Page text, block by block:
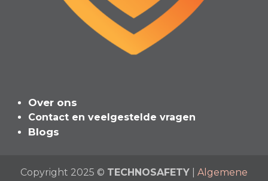
Over ons
Contact en veelgeste​l​de vragen
Blogs
Copyright 2025 © TECHNOSAFETY Algemene